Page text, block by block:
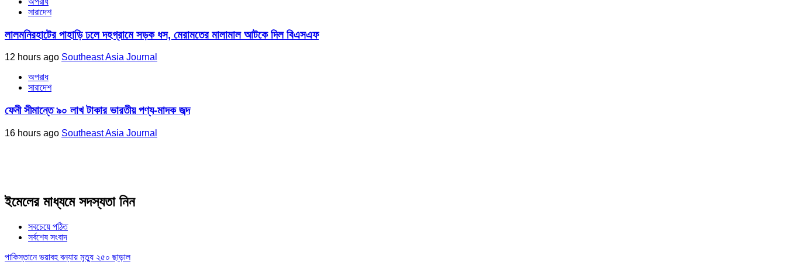
সারাদেশ
লালমনিরহাটের পাহাড়ি ঢলে দহগ্রামে সড়ক ধস, মেরামতের মালামাল আটকে দিল বিএসএফ
12 hours ago Southeast Asia Journal
অপরাধ
সারাদেশ
ফেনী সীমান্তে ৯০ লাখ টাকার ভারতীয় পণ্য-মাদক জব্দ
16 hours ago Southeast Asia Journal
ইমেলের মাধ্যমে সদস্যতা নিন
সবচেয়ে পঠিত
সর্বশেষ সংবাদ
পাকিস্তানে ভয়াবহ বন্যায় মৃত্যু ২৫০ ছাড়াল